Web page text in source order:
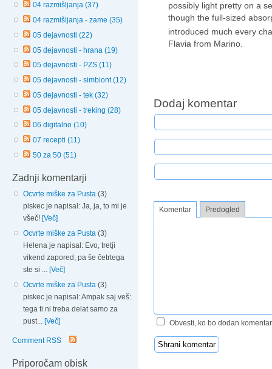
04 razmišljanja (37)
04 razmišljanja - zame (35)
05 dejavnosti (22)
05 dejavnosti - hrana (19)
05 dejavnosti - PZS (11)
05 dejavnosti - simbiont (12)
05 dejavnosti - tek (32)
05 dejavnosti - treking (28)
06 digitalno (10)
07 recepti (11)
50 za 50 (51)
Zadnji komentarji
Ocvrte miške za Pusta (3)
piskec je napisal: Ja, ja, to mi je
všeč! [Več]
Ocvrte miške za Pusta (3)
Helena je napisal: Evo, tretji
vikend zapored, pa še četrtega
ste si ... [Več]
Ocvrte miške za Pusta (3)
piskec je napisal: Ampak saj veš:
tega ti ni treba delat samo za
pust... [Več]
Comment RSS
Priporočam obisk
possibly light pretty on a
though the full-sized
introduced much every
Flavia from Marino.
Dodaj komentar
Komentar Predogled
Obvesti, ko bo dodan komentar